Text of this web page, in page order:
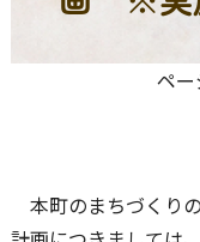
ペ
本町のまちづくり